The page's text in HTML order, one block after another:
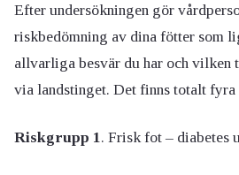
Efter undersökningen gör
riskbedömning av dina fötter som
allvarliga besvär du har och vilken
via landstinget. Det finns totalt
Riskgrupp 1. Frisk fot – diabetes